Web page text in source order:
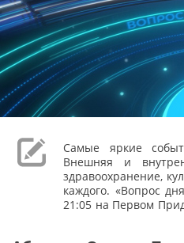
Самые яркие
Внешняя и
здравоохранение,
каждого. «Вопрос
21:05 на Первом